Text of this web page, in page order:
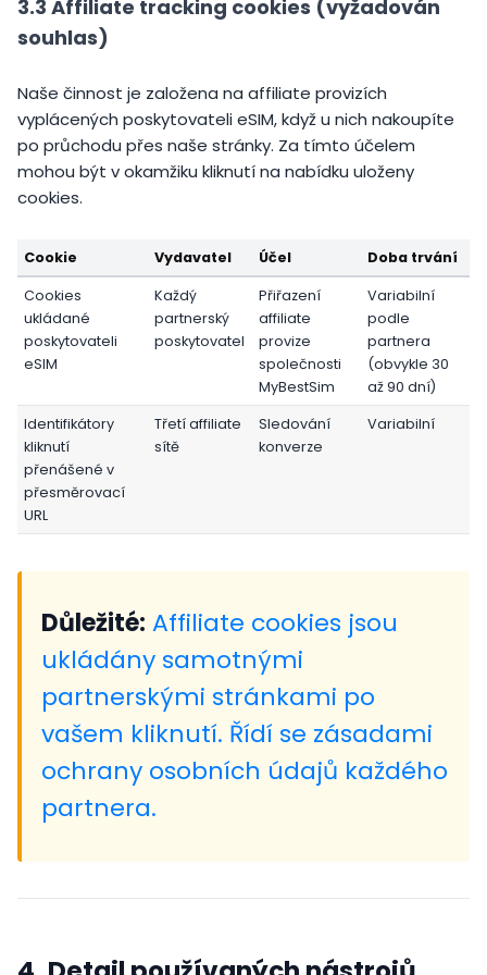
3.3 Affiliate tracking cookies (vyžadován
souhlas)
Naše činnost je založena na affiliate provizích
vyplácených poskytovateli eSIM, když u nich nakoupíte
po průchodu přes naše stránky. Za tímto účelem
mohou být v okamžiku kliknutí na nabídku uloženy
cookies.
Cookie Vydavatel Účel Doba trvání
Cookies
ukládané
poskytovateli
eSIM
Každý
partnerský
poskytovatel
Přiřazení
affiliate
provize
společnosti
MyBestSim
Variabilní
podle
partnera
(obvykle 30
až 90 dní)
Identifikátory
kliknutí
přenášené v
přesměrovací
URL
Třetí affiliate
sítě
Sledování
konverze
Variabilní
Důležité: Affiliate cookies jsou
ukládány samotnými
partnerskými stránkami po
vašem kliknutí. Řídí se zásadami
ochrany osobních údajů každého
partnera.